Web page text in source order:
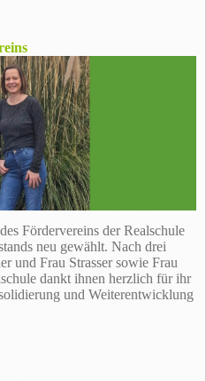
Fördervereins der Realschule
neu gewählt. Nach drei
und Frau Strasser sowie Frau
dankt ihnen herzlich für ihr
und Weiterentwicklung